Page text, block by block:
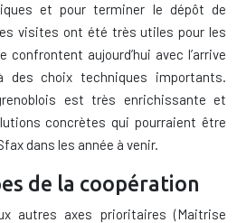
et pour terminer le dépôt de
visites ont été très utiles pour les
aujourd’hui avec l’arrive
choix techniques importants.
est très enrichissante et
concrètes qui pourraient être
dans les année à venir.
de la coopération
autres axes prioritaires (Maitrise